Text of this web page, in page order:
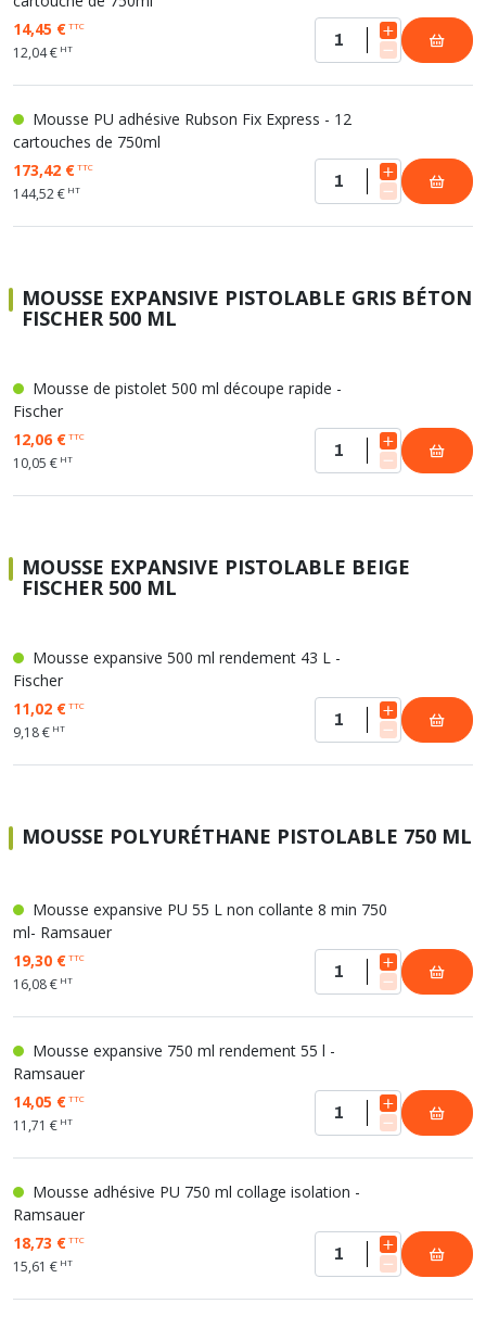
14,45 €TTC
12,04 € HT
Mousse PU adhésive Rubson Fix Express - 12
cartouches de 750ml
173,42 €TTC
144,52 € HT
MOUSSE EXPANSIVE PISTOLABLE GRIS BÉTON
FISCHER 500 ML
Mousse de pistolet 500 ml découpe rapide -
Fischer
12,06 €TTC
10,05 € HT
MOUSSE EXPANSIVE PISTOLABLE BEIGE
FISCHER 500 ML
Mousse expansive 500 ml rendement 43 L -
Fischer
11,02 €TTC
9,18 € HT
MOUSSE POLYURÉTHANE PISTOLABLE 750 ML
Mousse expansive PU 55 L non collante 8 min 750
ml- Ramsauer
19,30 €TTC
16,08 € HT
Mousse expansive 750 ml rendement 55 l -
Ramsauer
14,05 €TTC
11,71 € HT
Mousse adhésive PU 750 ml collage isolation -
Ramsauer
18,73 €TTC
15,61 € HT